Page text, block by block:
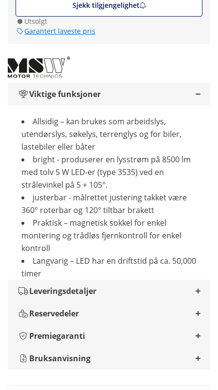
Sjekk tilgjengelighet
Utsolgt
Garantert laveste pris
Viktige funksjoner
Allsidig – kan brukes som arbeidslys,
utendørslys, søkelys, terrenglys og for biler,
lastebiler eller båter
bright - produserer en lysstrøm på 8500 lm
med tolv 5 W LED-er (type 3535) ved en
strålevinkel på 5 + 105°.
justerbar - målrettet justering takket være
360° roterbar og 120° tiltbar brakett
Praktisk – magnetisk sokkel for enkel
montering og trådløs fjernkontroll for enkel
kontroll
Langvarig – LED har en driftstid på ca. 50,000
timer
Leveringsdetaljer
Reservedeler
Premiegaranti
Bruksanvisning